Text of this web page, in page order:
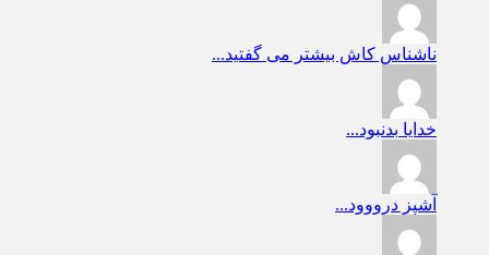
ناشناس کاش بیشتر می گفتید...
خدایا بدنبود...
آشپز درووود...